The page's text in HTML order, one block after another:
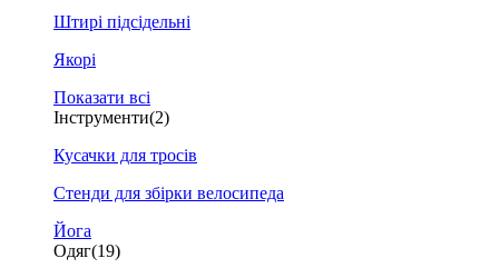
Штирі підсідельні
Якорі
Показати всі
Інструменти(2)
Кусачки для тросів
Стенди для збірки велосипеда
Йога
Одяг(19)